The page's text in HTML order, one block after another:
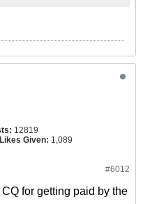
12819
Likes Given: 1,089
#6012
for getting paid by the